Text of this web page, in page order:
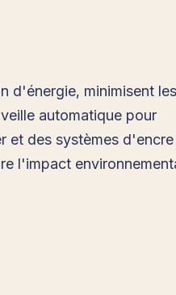
d'énergie, minimisent les
automatique pour
et des systèmes
l'impact